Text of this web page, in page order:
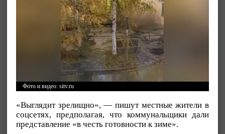
Фото и видео: sitv.ru
«Выглядит зрелищно», — пишут местные жители в
соцсетях, предполагая, что коммунальщики дали
представление «в честь готовности к зиме».